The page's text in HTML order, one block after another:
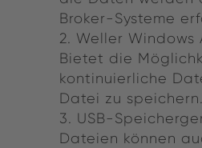
Broker-Systeme
2. Weller
Bietet die
kontinuierliche
Datei zu speichern.
3. USB-
Dateien können